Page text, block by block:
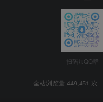
扫码加QQ群
全站浏览量 449,451